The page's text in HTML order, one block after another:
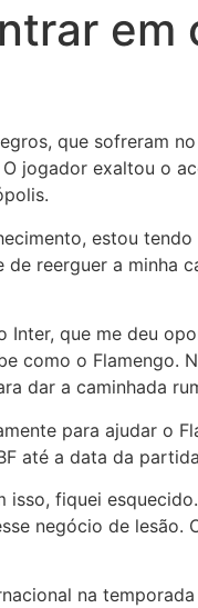
em
que sofreram
jogador exaltou o
estou
reerguer a minha
que me deu
como o Flamengo.
dar a caminhada
para ajudar o
até a data da
fiquei
negócio de lesão.
na